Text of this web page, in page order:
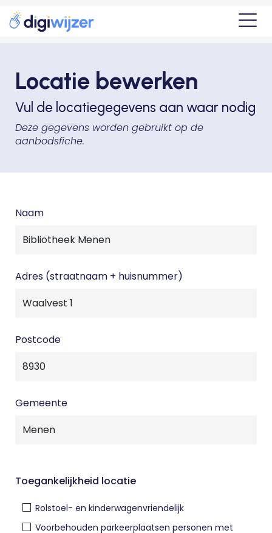
Locatie bewerken
Vul de locatiegegevens aan waar nodig
Deze gegevens worden gebruikt op de
aanbodsfiche.
Naam
Adres (straatnaam + huisnummer)
Postcode
Gemeente
Toegankelijkheid locatie
Rolstoel- en kinderwagenvriendelijk
Voorbehouden parkeerplaatsen personen met